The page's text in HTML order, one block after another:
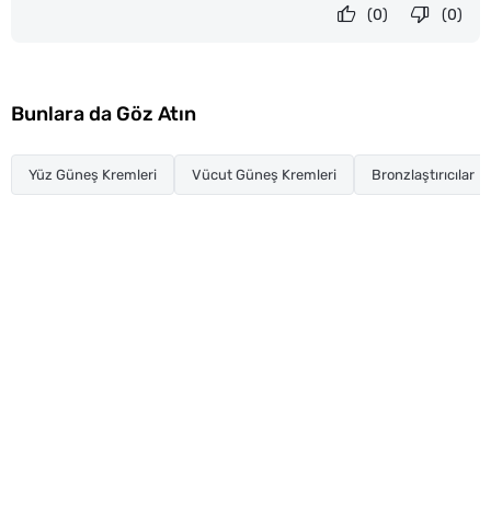
(0)
(0)
Bunlara da Göz Atın
Yüz Güneş Kremleri Vücut Güneş Kremleri Bronzlaştırıcılar